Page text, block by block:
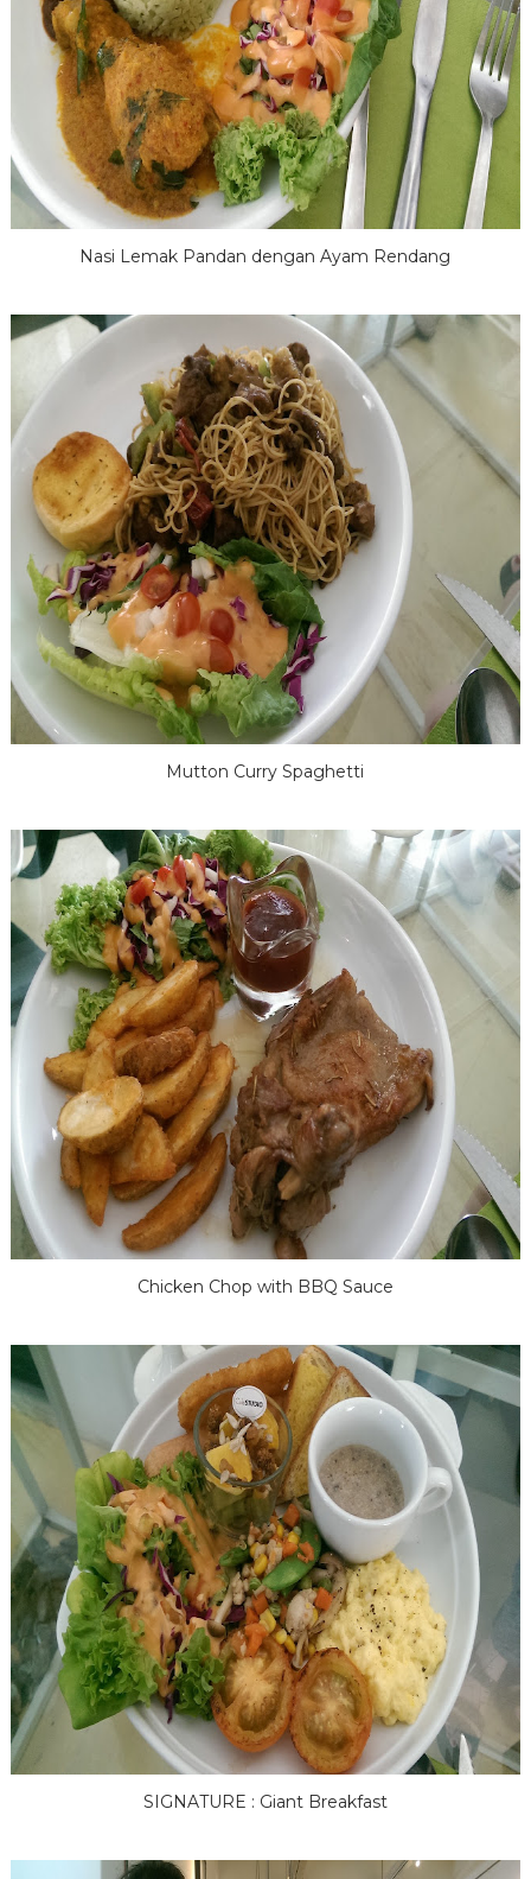
Nasi Lemak Pandan dengan Ayam Rendang
Mutton Curry Spaghetti
Chicken Chop with BBQ Sauce
SIGNATURE : Giant Breakfast